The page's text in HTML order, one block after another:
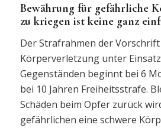
Bewährung für gefährliche
zu kriegen ist keine ganz
Der Strafrahmen der
Körperverletzung unter
Gegenständen beginnt bei 6
bei 10 Jahren Freiheitsstrafe.
Schäden beim Opfer zurück
gefährlichen eine schwere